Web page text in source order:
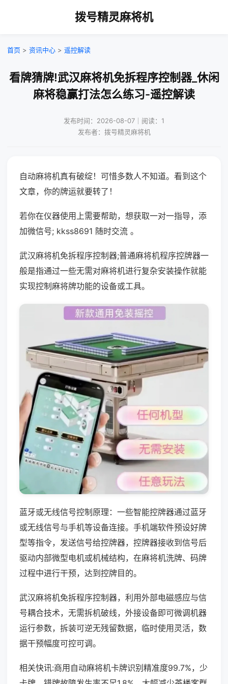
拨号精灵麻将机
首页 > 资讯中心 > 遥控解读
看牌猜牌!武汉麻将机免拆程序控制器_休闲
麻将稳赢打法怎么练习-遥控解读
发布时间：2026-08-07｜阅读：1
发布者：拨号精灵麻将机
自动麻将机真有破绽！可惜多数人不知道。看到这个
文章，你的牌运就要转了！
若你在仪器使用上需要帮助，想获取一对一指导，添
加微信号; kkss8691 随时交流 。
武汉麻将机免拆程序控制器;普通麻将机程序控牌器一
般是指通过一些无需对麻将机进行复杂安装操作就能
实现控制麻将牌功能的设备或工具。
蓝牙或无线信号控制原理：一些智能控牌器通过蓝牙
或无线信号与手机等设备连接。手机端软件预设好牌
型等指令，发送信号给控牌器，控牌器接收到信号后
驱动内部微型电机或机械结构，在麻将机洗牌、码牌
过程中进行干预，达到控牌目的。
武汉麻将机免拆程序控制器，利用外部电磁感应与信
号耦合技术，无需拆机破线，外接设备即可微调机器
运行参数，拆装可逆无残留数据，临时使用灵活，数
据干预幅度可控可调。
相关快讯:商用自动麻将机卡牌识别精准度99.7%，少